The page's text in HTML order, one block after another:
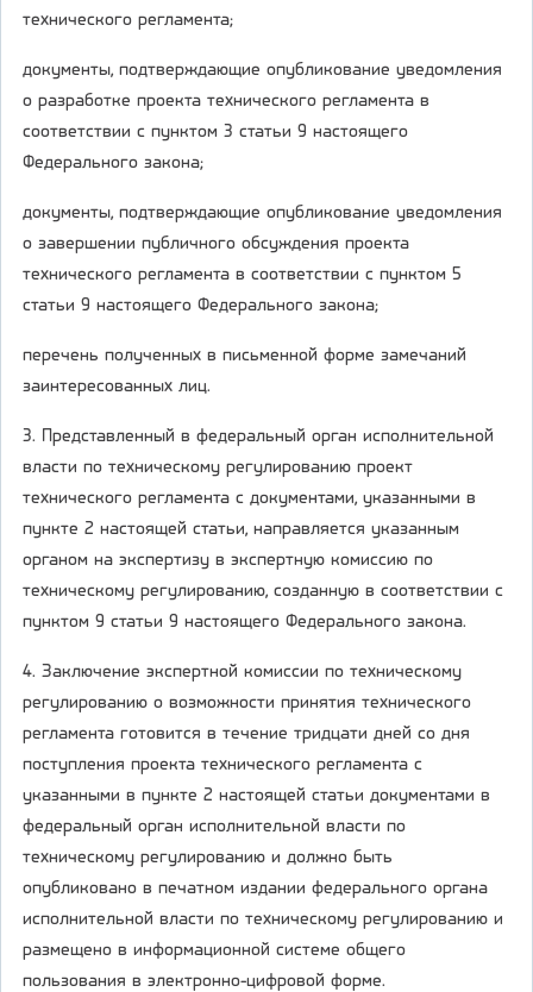
технического регламента;
документы, подтверждающие опубликование уведомления
о разработке проекта технического регламента в
соответствии с пунктом 3 статьи 9 настоящего
Федерального закона;
документы, подтверждающие опубликование уведомления
о завершении публичного обсуждения проекта
технического регламента в соответствии с пунктом 5
статьи 9 настоящего Федерального закона;
перечень полученных в письменной форме замечаний
заинтересованных лиц.
3. Представленный в федеральный орган исполнительной
власти по техническому регулированию проект
технического регламента с документами, указанными в
пункте 2 настоящей статьи, направляется указанным
органом на экспертизу в экспертную комиссию по
техническому регулированию, созданную в соответствии с
пунктом 9 статьи 9 настоящего Федерального закона.
4. Заключение экспертной комиссии по техническому
регулированию о возможности принятия технического
регламента готовится в течение тридцати дней со дня
поступления проекта технического регламента с
указанными в пункте 2 настоящей статьи документами в
федеральный орган исполнительной власти по
техническому регулированию и должно быть
опубликовано в печатном издании федерального органа
исполнительной власти по техническому регулированию и
размещено в информационной системе общего
пользования в электронно-цифровой форме.